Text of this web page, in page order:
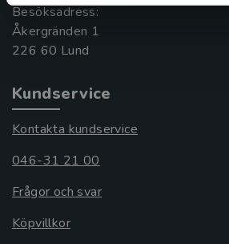
Besöksadress:
Åkergränden 1
Kundservice
Kontakta kundservice
046-31 21 00
Frågor och svar
Köpvillkor